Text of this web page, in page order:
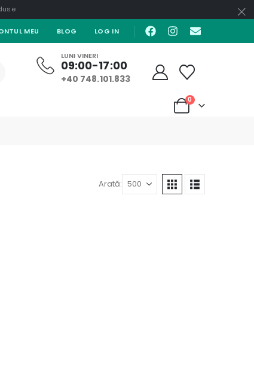
MEU BLOG LOG IN
LUNI VINERI
09:00-17:00
+40 748.101.833
0
Arată: